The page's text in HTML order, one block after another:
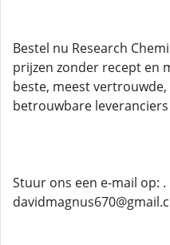
Bestel nu Research
prijzen zonder recept en
beste, meest
betrouwbare
Stuur ons een e-mail op: .